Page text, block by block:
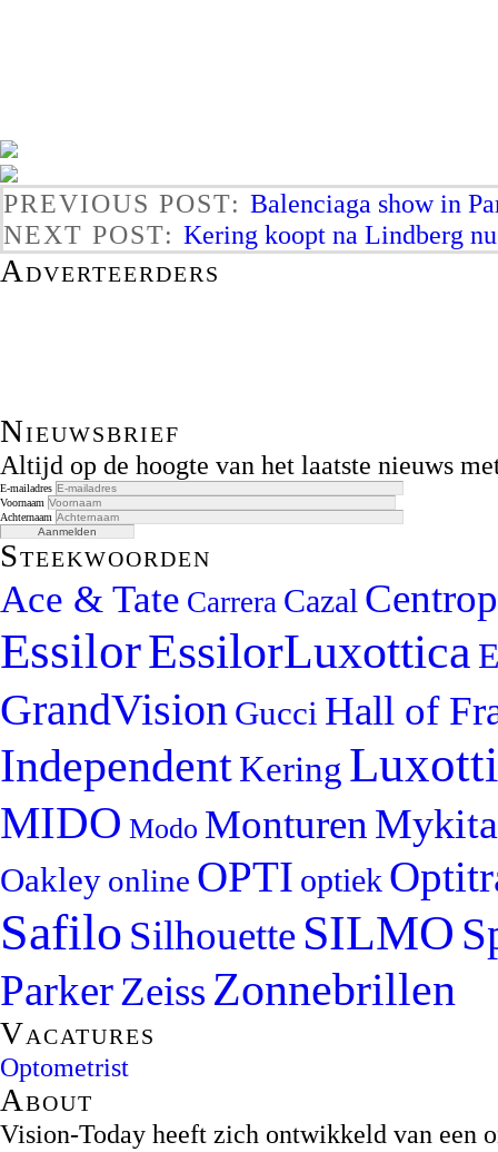
PREVIOUS POST: Balenciaga show in
NEXT POST: Kering koopt na Lindberg
Adverteerders
Nieuwsbrief
Altijd op de hoogte van het laatste nieuws
E-mailadres
Voornaam
Achternaam
Steekwoorden
Ace & Tate Carrera Cazal Centrop
EssilorEssilorLuxottica
GrandVision Gucci Hall of
IndependentKering
MIDO Modo Monturen Mykita
Oakley online OPTI optiek
Safilo Silhouette SILMO
ParkerZeiss Zonnebrillen
Vacatures
Optometrist
About
Vision-Today heeft zich ontwikkeld van een